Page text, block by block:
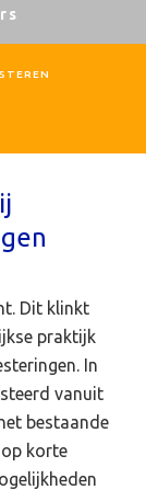
Dit klinkt
praktijk
In
vanuit
bestaande
korte